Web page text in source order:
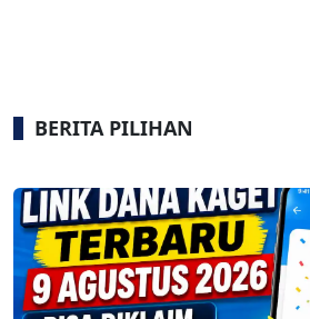
BERITA PILIHAN